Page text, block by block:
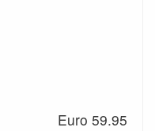
Euro 59.95